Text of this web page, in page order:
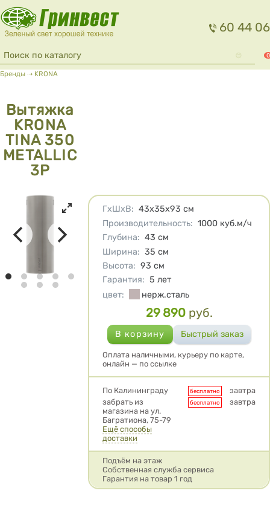
Перейти к основному содержанию
60 44 06
Форма поиска
Поиск 0
Вы здесь
Бренды ⇢ KRONA
Вытяжка
KRONA
TINA 350
METALLIC
3P
Характеристики
ГхШхВ: 43х35х93 см
Производительность: 1000 куб.м/ч
Глубина: 43 см
Ширина: 35 см
Высота: 93 см
Гарантия: 5 лет
цвет:
нерж.сталь
Цена
29 890 руб.
Оплата наличными, курьеру по карте,
онлайн — по ссылке
Условия доставки
По Калининграду бесплатно
завтра
забрать из
магазина на ул.
Багратиона, 75-79
бесплатно завтра
Ещё способы
доставки
Подъём на этаж
Собственная служба сервиса
Гарантия на товар 1 год